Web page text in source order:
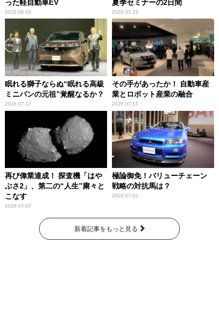
った軽自動車EV
2026.08.03
夏季セミナーの2日間
2026.07.23
眠れる獅子ならぬ“眠れる高級
ミニバンの元祖”覚醒なるか？
2026.07.17
その手があったか！ 自動車産
業とロボット産業の融合
2026.07.15
再び偉業達成！ 探査機「はや
ぶさ2」、第二の“人生”粛々と
こなす
2026.07.07
極論御免！バリューチェーン
戦略の対抗馬は？
2026.07.02
新着記事をもっと見る